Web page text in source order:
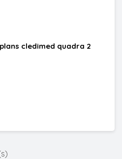
cledimed quadra 2